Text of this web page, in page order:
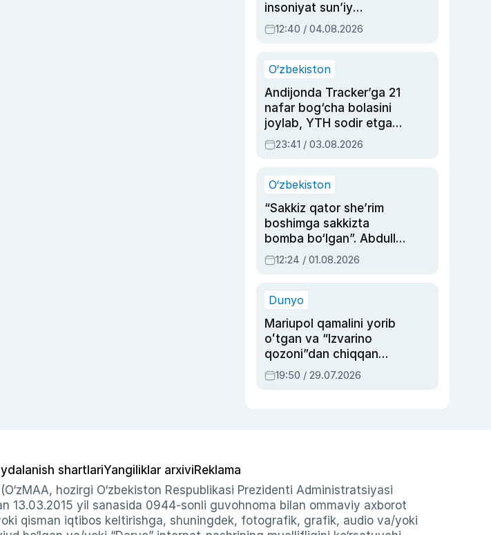
insoniyat sun’iy
intellektni boshqara
olmay qolishidan xavotir
12:40 / 04.08.2026
O‘zbekiston
Andijonda Tracker’ga 21
nafar bog‘cha bolasini
joylab, YTH sodir etgan
ayolga sud hukmi o‘qildi
23:41 / 03.08.2026
O‘zbekiston
“Sakkiz qator she’rim
boshimga sakkizta
bomba bo‘lgan”. Abdulla
Oripovni siyosiy
ayblovlardan asrab
12:24 / 01.08.2026
Dunyo
Mariupol qamalini yorib
oʻtgan va “Izvarino
qozoni”dan chiqqan
qahramon — Ukraina
armiyasi bosh
19:50 / 29.07.2026
shartlariYangiliklar arxiviReklama
hozirgi O‘zbekiston Respublikasi Prezidenti Administratsiyasi
yil sanasida 0944-sonli guvohnoma bilan ommaviy axborot
qisman iqtibos keltirishga, shuningdek, fotografik, grafik, audio va/yoki